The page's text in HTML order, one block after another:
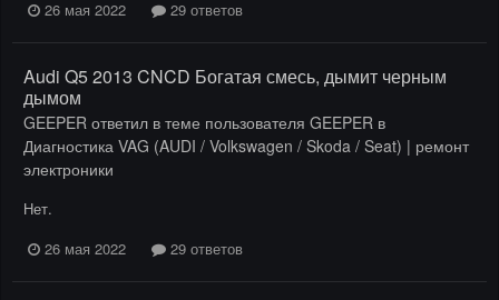
26 мая 2022
29 ответов
Audi Q5 2013 CNCD Богатая смесь, дымит черным
дымом
GEEPER ответил в теме пользователя GEEPER в
Диагностика VAG (AUDI / Volkswagen / Skoda / Seat) | ремонт
электроники
Нет.
26 мая 2022
29 ответов